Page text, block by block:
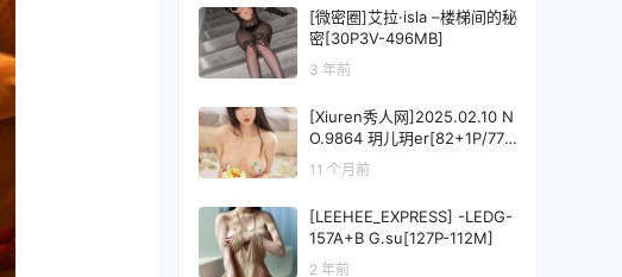
[微密圈]艾拉·isla –楼梯间的秘
密[30P3V-496MB]
3 年前
[Xiuren秀人网]2025.02.10 N
O.9864 玥儿玥er[82+1P/777
MB]
11 个月前
[LEEHEE_EXPRESS] -LEDG-
157A+B G.su[127P-112M]
2 年前